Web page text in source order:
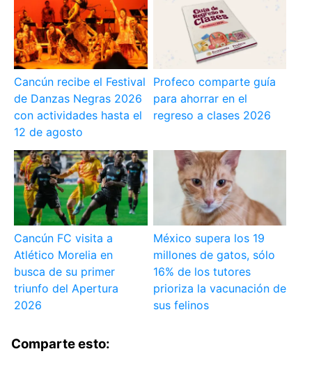
Cancún recibe el Festival
de Danzas Negras 2026
con actividades hasta el
12 de agosto
Profeco comparte guía
para ahorrar en el
regreso a clases 2026
Cancún FC visita a
Atlético Morelia en
busca de su primer
triunfo del Apertura
2026
México supera los 19
millones de gatos, sólo
16% de los tutores
prioriza la vacunación de
sus felinos
Comparte esto: